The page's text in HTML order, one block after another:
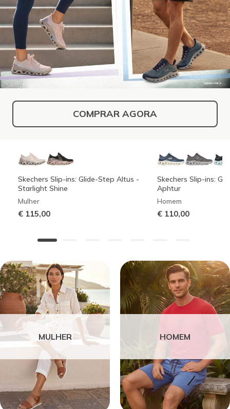
COMPRAR AGORA
Skechers Slip-ins: Glide-Step Altus -
Starlight Shine
Mulher
€ 115,00
Skechers Slip-ins:
Aphtur
Homem
€ 110,00
MULHER HOMEM